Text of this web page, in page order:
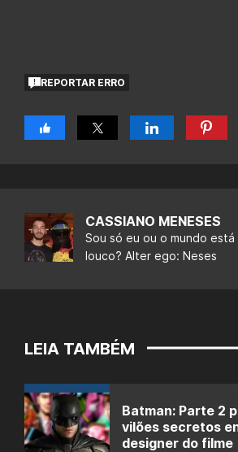
REPORTAR ERRO
CASSIANO MENESES
Sou só eu ou o mundo está
louco? Alter ego: Neses
LEIA TAMBÉM
Batman: Parte 2
vilões secretos
designer do filme